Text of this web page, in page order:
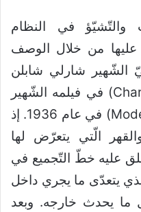
والتّشيّؤ في النظام
عليها من خلال الوصف
الشّهير شارلي شابلن
(Charlie Chaplin 1889 – 1977) في فيلمه الشّهير
“العصور الحديثة” (Modern Times) في عام 1936. إذ
الّتي يتعرّض لها
عليه خطّ التّجميع في
يتعدّى ما يجري داخل
ما يحدث خارجه. وبعد